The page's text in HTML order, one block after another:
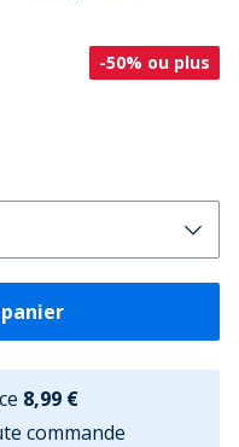
-50% ou plus
8,99 €
commande